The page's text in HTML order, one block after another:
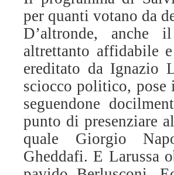
per quanti votano da
D’altronde,
altrettanto affidabile
ereditato da Ignazio
sciocco politico,
seguendone
punto di presenziare
quale Giorgio
Gheddafi. E Larussa